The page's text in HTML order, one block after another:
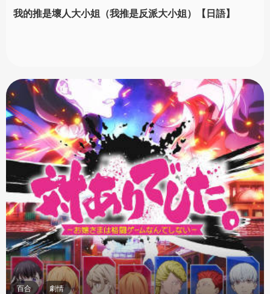
我的推是壞人大小姐（我推是反派大小姐）【日語】
百合 劇情